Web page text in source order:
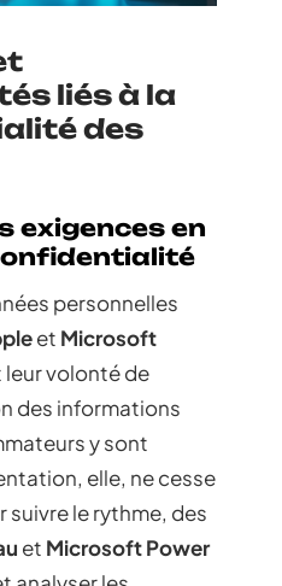
liés à la
des
exigences en
personnelles
et Microsoft
volonté de
des informations
y sont
elle, ne cesse
suivre le rythme, des
et Microsoft Power